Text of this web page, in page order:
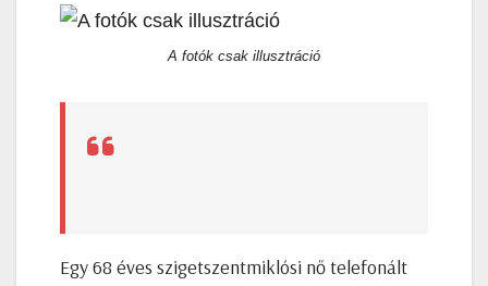
A fotók csak illusztráció
Egy 68 éves szigetszentmiklósi nő telefonált